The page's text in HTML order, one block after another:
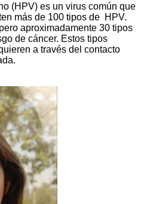
(HPV) es un virus común que
más de 100 tipos de HPV.
aproximadamente 30 tipos
de cáncer. Estos tipos
a través del contacto